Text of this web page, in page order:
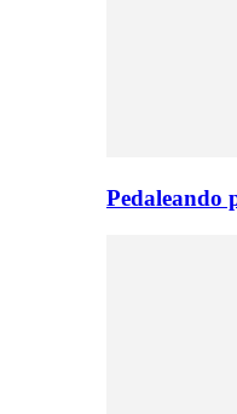
Pedaleando